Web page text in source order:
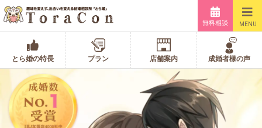
無料相談 MENU
とら婚の特長 プラン 店舗案内 成婚者様の声